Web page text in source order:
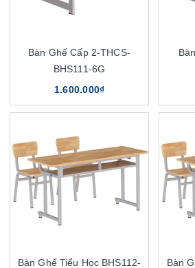
Bàn Ghế Cấp 2-THCS-
BHS111-6G
1.600.000₫
Bàn Ghế Tiểu Học BHS112-
Bàn